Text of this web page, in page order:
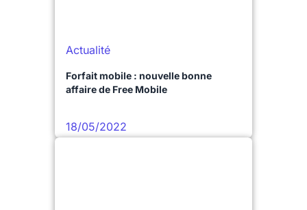
Actualité
Forfait mobile : nouvelle bonne
affaire de Free Mobile
18/05/2022